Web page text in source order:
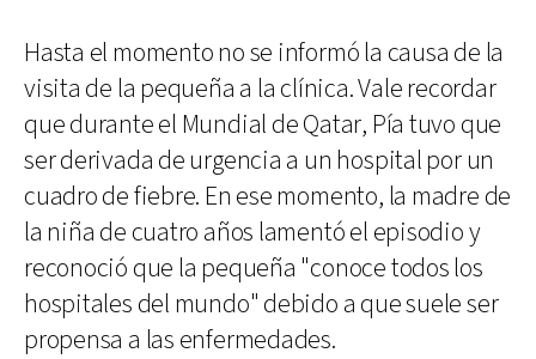
Hasta el momento no se informó la causa de la
visita de la pequeña a la clínica. Vale recordar
que durante el Mundial de Qatar, Pía tuvo que
ser derivada de urgencia a un hospital por un
cuadro de fiebre. En ese momento, la madre de
la niña de cuatro años lamentó el episodio y
reconoció que la pequeña "conoce todos los
hospitales del mundo" debido a que suele ser
propensa a las enfermedades.